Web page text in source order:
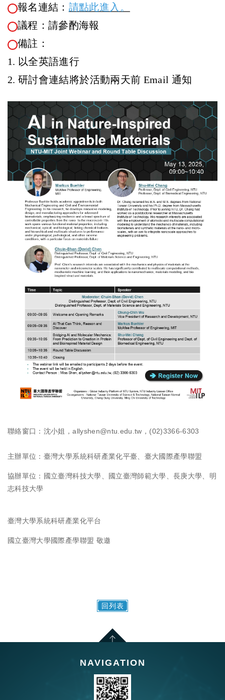
報名連結： 請點此進入。
議程：請參酌海報
備註：
1. 以全英語進行
2. 研討會連結將於活動兩天前 Email 通知
聯絡窗口：沈小姐，allyshen@ntu.edu.tw ，(02)3366-6303
主辦單位：臺灣大學系統科研產業化平臺、臺大國際產學聯盟
協辦單位：國立臺灣科技大學、國立臺灣師範大學、長庚大學、明
志科技大學
臺灣大學系統科研產業化平台
國立臺灣大學國際產學聯盟 敬邀
回列表
NAVIGATION